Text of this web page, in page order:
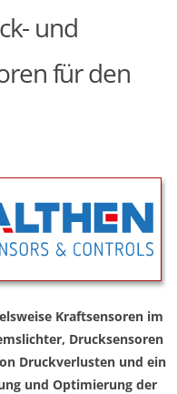
und
für den
Kraftsensoren im
Drucksensoren
Druckverlusten und ein
und Optimierung der